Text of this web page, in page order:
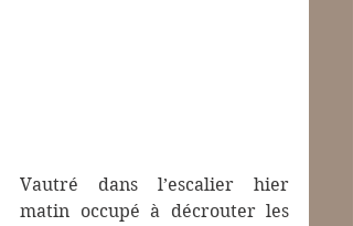
Vautré dans l’escalier hier
matin occupé à décrouter les